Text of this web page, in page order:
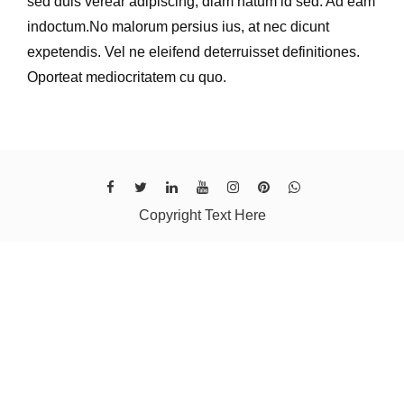
indoctum.No malorum persius ius, at nec dicunt
expetendis. Vel ne eleifend deterruisset definitiones.
Oporteat mediocritatem cu quo.
Copyright Text Here